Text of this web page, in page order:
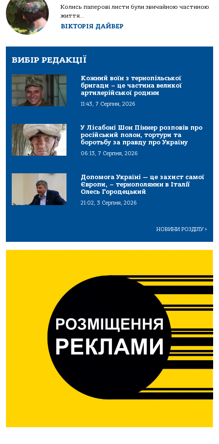
Колись паперові листи були звичайною частиною
життя...
ВІКТОРІЯ ДАЙВЕР
ВИБІР РЕДАКЦІЇ
Кожний воїн з тернопільської
бригади – це частина великої
артилерійської родини
11:43, 7 Серпня, 2026
У Лісабоні Шон Піннер розповів про
російський полон, тортури та
боротьбу за правду про Україну
06:13, 7 Серпня, 2026
Допомога Україні — це захист самої
Європи, – тернополянин в Італії
Олесь Городецький
21:02, 3 Серпня, 2026
НОВИНИ РОЗДІЛУ>